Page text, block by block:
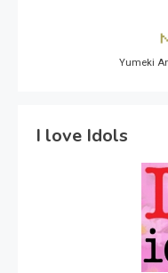
Yumeki
I love Idols